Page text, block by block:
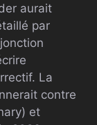
aurait
par
La
contre
et